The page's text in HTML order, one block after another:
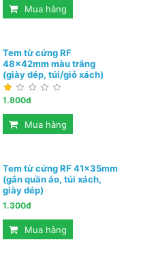
Mua hàng
Tem từ cứng RF
48x42mm màu trắng
(giày dép, túi/giỏ xách)
1.800đ
Mua hàng
Tem từ cứng RF 41x35mm
(gắn quần áo, túi xách,
giày dép)
1.300đ
Mua hàng